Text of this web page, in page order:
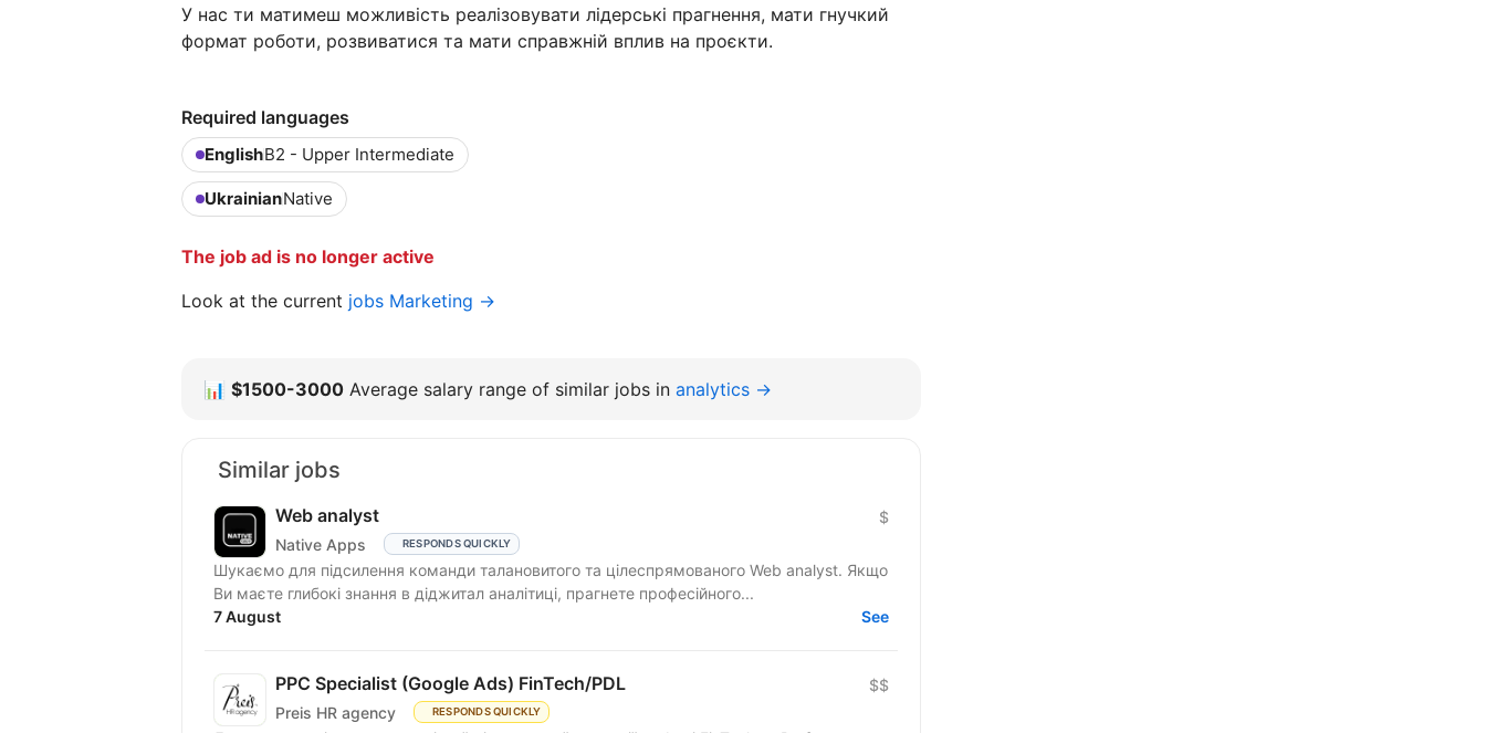
У нас ти матимеш можливість реалізовувати лідерські прагнення, мати гнучкий
формат роботи, розвиватися та мати справжній вплив на проєкти.
Required languages
EnglishB2 - Upper Intermediate
UkrainianNative
The job ad is no longer active
Look at the current jobs Marketing →
📊 $1500-3000 Average salary range of similar jobs in analytics →
Similar jobs
Web analyst
Native Apps RESPONDS QUICKLY
$
Шукаємо для підсилення команди талановитого та цілеспрямованого Web analyst. Якщо
Ви маєте глибокі знання в діджитал аналітиці, прагнете професійного...
7 August
See
PPC Specialist (Google Ads) FinTech/PDL
Preis HR agency RESPONDS QUICKLY
$$